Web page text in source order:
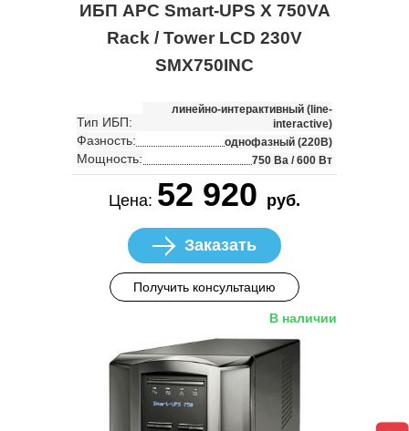
ИБП APC Smart-UPS X 750VA
Rack / Tower LCD 230V
SMX750INC
Тип ИБП:
линейно-интерактивный (line-
interactive)
Фазность: однофазный (220В)
Мощность: 750 Ва / 600 Вт
Цена: 52 920 руб.
Заказать
Получить консультацию
В наличии